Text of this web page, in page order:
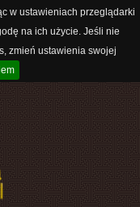
w ustawieniach przeglądarki
na ich użycie. Jeśli nie
zmień ustawienia swojej